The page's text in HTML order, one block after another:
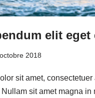
elit eget
2018
sit amet,
sit amet magna in